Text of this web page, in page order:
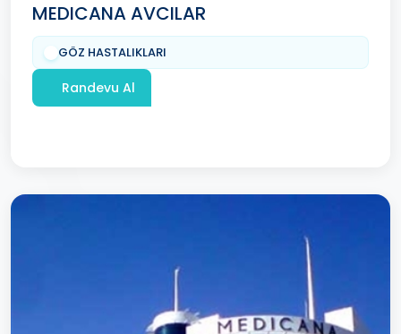
MEDICANA AVCILAR
GÖZ HASTALIKLARI
Randevu Al